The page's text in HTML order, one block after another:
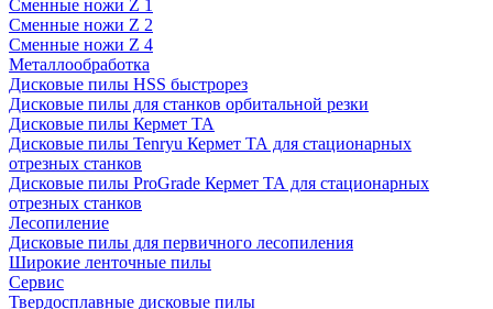
Сменные ножи Z 1
Сменные ножи Z 2
Сменные ножи Z 4
Металлообработка
Дисковые пилы HSS быстрорез
Дисковые пилы для станков орбитальной резки
Дисковые пилы Кермет ТА
Дисковые пилы Tenryu Кермет ТА для стационарных
отрезных станков
Дисковые пилы ProGrade Кермет ТА для стационарных
отрезных станков
Лесопиление
Дисковые пилы для первичного лесопиления
Широкие ленточные пилы
Сервис
Твердосплавные дисковые пилы